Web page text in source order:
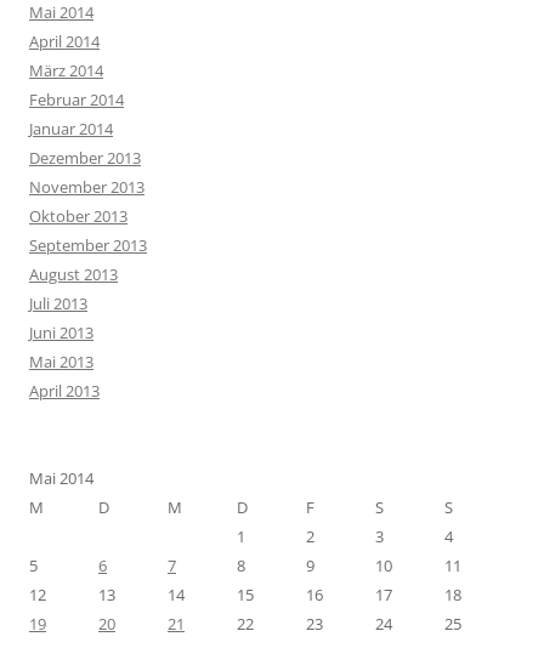
Mai 2014
April 2014
März 2014
Februar 2014
Januar 2014
Dezember 2013
November 2013
Oktober 2013
September 2013
August 2013
Juli 2013
Juni 2013
Mai 2013
April 2013
Mai 2014
M
D M D F S
S
1
2 3
4
5
6 7 8 9 10
11
12
13 14 15 16 17
18
19
20 21 22 23 24
25